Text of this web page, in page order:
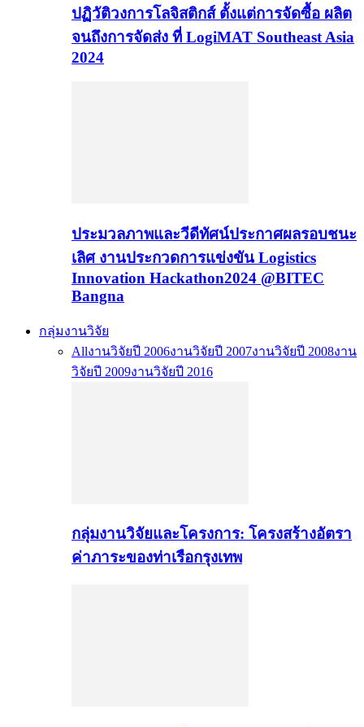
ปฏิวัติวงการโลจิสติกส์ ตั้งแต่การจัดซื้อ ผลิต
จนถึงการจัดส่ง ที่ LogiMAT Southeast Asia
2024
ประมวลภาพและวีดีทัศน์ประกาศผลรอบชนะ
เลิศ งานประกวดการแข่งขัน Logistics
Innovation Hackathon2024 @BITEC
Bangna
กลุ่มงานวิจัย
Allงานวิจัยปี 2006งานวิจัยปี 2007งานวิจัยปี 2008งาน
วิจัยปี 2009งานวิจัยปี 2016
กลุ่มงานวิจัยและโครงการ: โครงสร้างอัตรา
ค่าภาระของท่าเรือกรุงเทพ